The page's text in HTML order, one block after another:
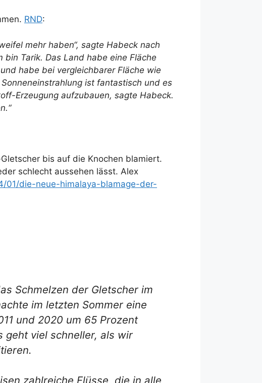
RND:
mehr haben“, sagte Habeck nach
Tarik. Das Land habe eine Fläche
habe bei vergleichbarer Fläche wie
ist fantastisch und es
Erzeugung aufzubauen, sagte Habeck.
bis auf die Knochen blamiert.
schlecht aussehen lässt. Alex
01/die-neue-himalaya-blamage-der-
Schmelzen der Gletscher im
im letzten Sommer eine
und 2020 um 65 Prozent
geht viel schneller, als wir
zahlreiche Flüsse, die in alle